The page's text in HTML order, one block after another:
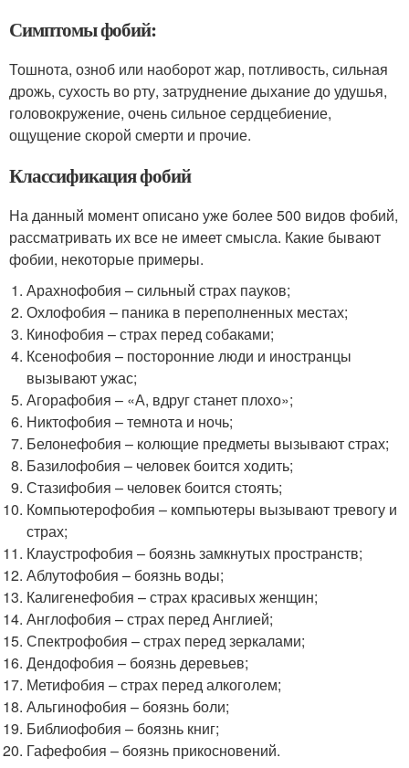
Симптомы фобий:
Тошнота, озноб или наоборот жар, потливость, сильная
дрожь, сухость во рту, затруднение дыхание до удушья,
головокружение, очень сильное сердцебиение,
ощущение скорой смерти и прочие.
Классификация фобий
На данный момент описано уже более 500 видов фобий,
рассматривать их все не имеет смысла. Какие бывают
фобии, некоторые примеры.
Арахнофобия – сильный страх пауков;
Охлофобия – паника в переполненных местах;
Кинофобия – страх перед собаками;
Ксенофобия – посторонние люди и иностранцы
вызывают ужас;
Агорафобия – «А, вдруг станет плохо»;
Никтофобия – темнота и ночь;
Белонефобия – колющие предметы вызывают страх;
Базилофобия – человек боится ходить;
Стазифобия – человек боится стоять;
Компьютерофобия – компьютеры вызывают тревогу и
страх;
Клаустрофобия – боязнь замкнутых пространств;
Аблутофобия – боязнь воды;
Калигенефобия – страх красивых женщин;
Англофобия – страх перед Англией;
Спектрофобия – страх перед зеркалами;
Дендофобия – боязнь деревьев;
Метифобия – страх перед алкоголем;
Альгинофобия – боязнь боли;
Библиофобия – боязнь книг;
Гафефобия – боязнь прикосновений.